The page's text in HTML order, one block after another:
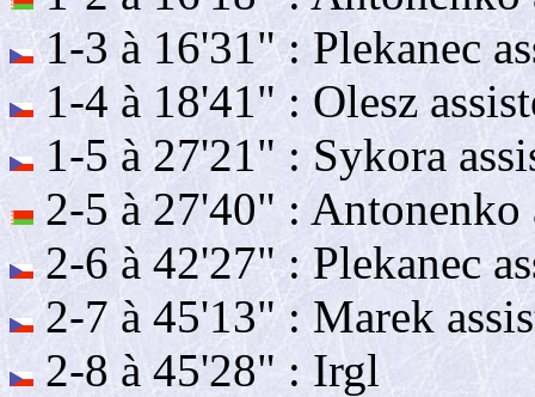
1-3 à 16'31" : Plekanec
1-4 à 18'41" : Olesz
1-5 à 27'21" : Sykora
2-5 à 27'40" : Antonenko
2-6 à 42'27" : Plekanec
2-7 à 45'13" : Marek
2-8 à 45'28" : Irgl